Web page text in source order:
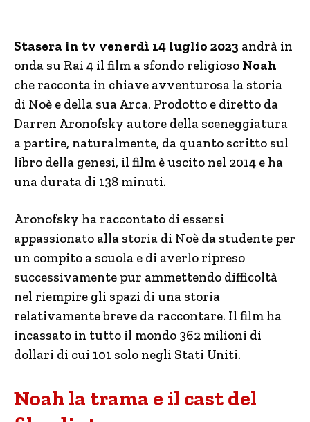
Stasera in tv venerdì 14 luglio 2023 andrà in
onda su Rai 4 il film a sfondo religioso Noah
che racconta in chiave avventurosa la storia
di Noè e della sua Arca. Prodotto e diretto da
Darren Aronofsky autore della sceneggiatura
a partire, naturalmente, da quanto scritto sul
libro della genesi, il film è uscito nel 2014 e ha
una durata di 138 minuti.
Aronofsky ha raccontato di essersi
appassionato alla storia di Noè da studente per
un compito a scuola e di averlo ripreso
successivamente pur ammettendo difficoltà
nel riempire gli spazi di una storia
relativamente breve da raccontare. Il film ha
incassato in tutto il mondo 362 milioni di
dollari di cui 101 solo negli Stati Uniti.
Noah la trama e il cast del